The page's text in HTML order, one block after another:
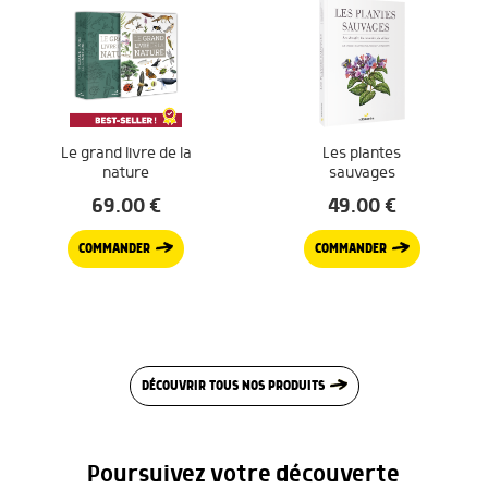
Le grand livre de la
nature
69.00€
COMMANDER
Les plantes
sauvages
49.00€
COMMANDER
DÉCOUVRIR TOUS NOS PRODUITS
Poursuivez votre découverte